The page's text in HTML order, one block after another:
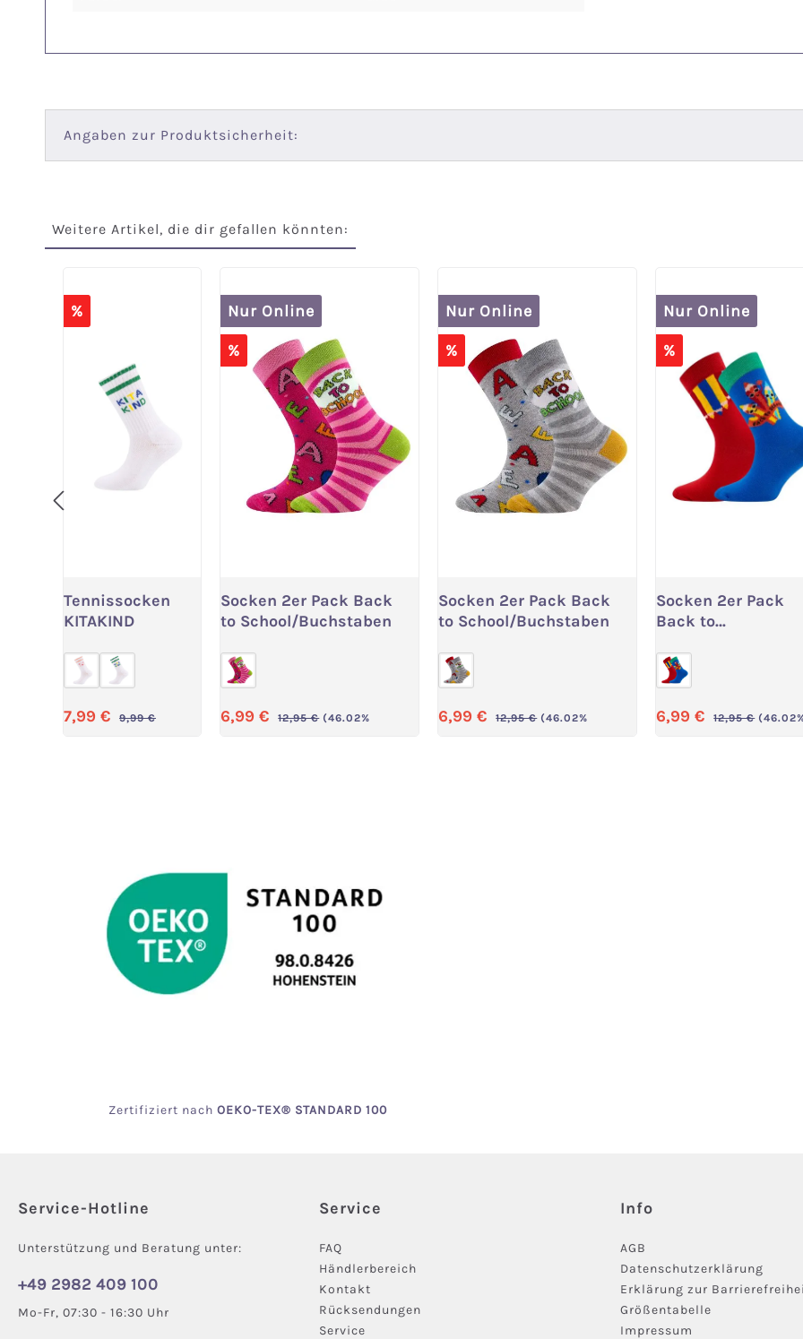
Angaben zur Produktsicherheit:
Weitere Artikel, die dir gefallen könnten:
%
Variante wählen
Tennissocken
KITAKIND
Verkaufspreis:
7,99 € Regulärer Preis:
9,99 €
Nur Online
%
Variante wählen
Socken 2er Pack Back
to School/Buchstaben
Verkaufspreis:
6,99 € Regulärer Preis:
12,95 € (46.02%
Nur Online
%
Variante wählen
Socken 2er Pack Back
to School/Buchstaben
Verkaufspreis:
6,99 € Regulärer Preis:
12,95 € (46.02%
Nur Online
%
Variante wählen
Socken 2er Pack
Back to
Verkaufspreis:
6,99 € Regulärer
12,95 €
Zertifiziert nach OEKO-TEX® STANDARD 100
Service-Hotline
Unterstützung und Beratung unter:
+49 2982 409 100
Mo-Fr, 07:30 - 16:30 Uhr
Service
FAQ
Händlerbereich
Kontakt
Rücksendungen
Service
Info
AGB
Datenschutzerklärung
Erklärung zur
Größentabelle
Impressum